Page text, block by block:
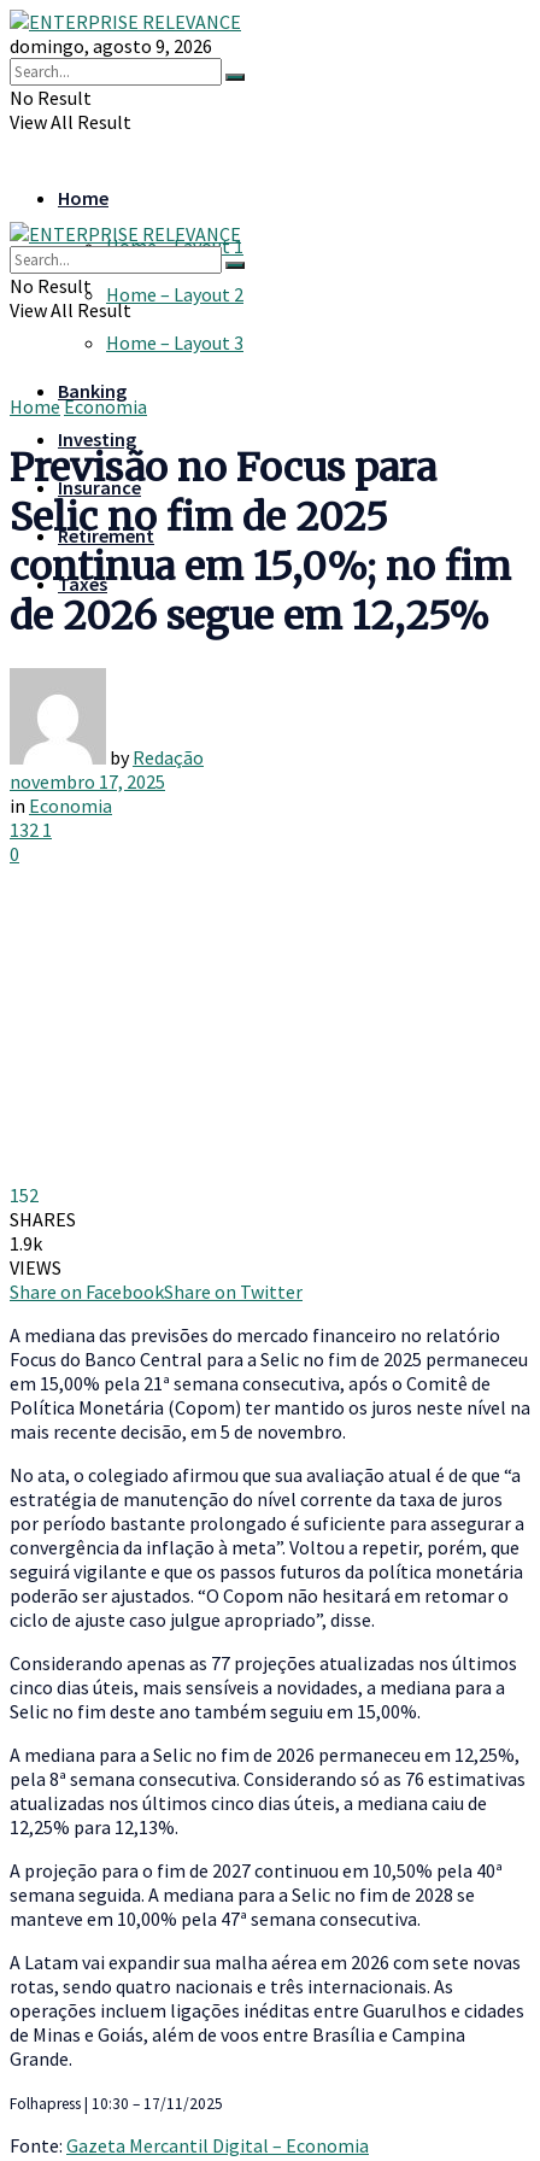
domingo, agosto 9, 2026
No Result
View All Result
Home
Home – Layout 1
Home – Layout 2
Home – Layout 3
Banking
Investing
Insurance
Retirement
Taxes
No Result
View All Result
HomeEconomia
Previsão no Focus para
Selic no fim de 2025
continua em 15,0%; no fim
de 2026 segue em 12,25%
by Redação
novembro 17, 2025
in Economia
132 1
0
152
SHARES
1.9k
VIEWS
Share on FacebookShare on Twitter
A mediana das previsões do mercado financeiro no relatório
Focus do Banco Central para a Selic no fim de 2025 permaneceu
em 15,00% pela 21ª semana consecutiva, após o Comitê de
Política Monetária (Copom) ter mantido os juros neste nível na
mais recente decisão, em 5 de novembro.
No ata, o colegiado afirmou que sua avaliação atual é de que “a
estratégia de manutenção do nível corrente da taxa de juros
por período bastante prolongado é suficiente para assegurar a
convergência da inflação à meta”. Voltou a repetir, porém, que
seguirá vigilante e que os passos futuros da política monetária
poderão ser ajustados. “O Copom não hesitará em retomar o
ciclo de ajuste caso julgue apropriado”, disse.
Considerando apenas as 77 projeções atualizadas nos últimos
cinco dias úteis, mais sensíveis a novidades, a mediana para a
Selic no fim deste ano também seguiu em 15,00%.
A mediana para a Selic no fim de 2026 permaneceu em 12,25%,
pela 8ª semana consecutiva. Considerando só as 76 estimativas
atualizadas nos últimos cinco dias úteis, a mediana caiu de
12,25% para 12,13%.
A projeção para o fim de 2027 continuou em 10,50% pela 40ª
semana seguida. A mediana para a Selic no fim de 2028 se
manteve em 10,00% pela 47ª semana consecutiva.
A Latam vai expandir sua malha aérea em 2026 com sete novas
rotas, sendo quatro nacionais e três internacionais. As
operações incluem ligações inéditas entre Guarulhos e cidades
de Minas e Goiás, além de voos entre Brasília e Campina
Grande.
Folhapress | 10:30 – 17/11/2025
Fonte: Gazeta Mercantil Digital – Economia